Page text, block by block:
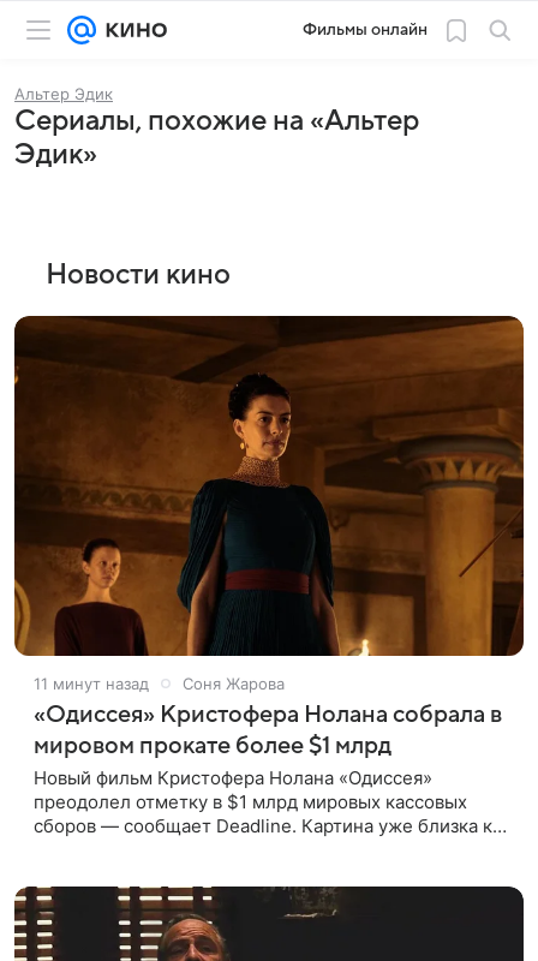
Фильмы онлайн
Альтер Эдик
Сериалы, похожие на «Альтер
Эдик»
Новости кино
11 минут назад Соня Жарова
«Одиссея» Кристофера Нолана собрала в
мировом прокате более $1 млрд
Новый фильм Кристофера Нолана «Одиссея»
преодолел отметку в $1 млрд мировых кассовых
сборов — сообщает Deadline. Картина уже близка к